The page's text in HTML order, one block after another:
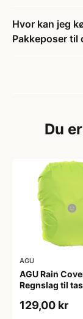
Hvor kan jeg
Pakkeposer til
Du
AGU
AGU Rain
Regnslag til
129,00 kr